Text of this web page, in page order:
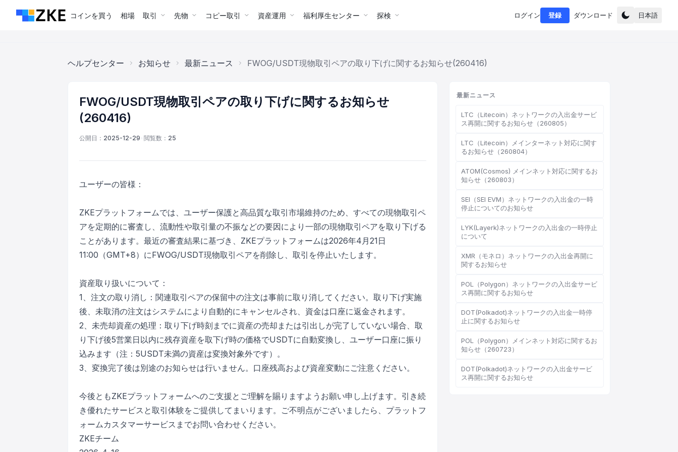
コインを買う 相場 取引 先物 コピー取引 資産運用 福利厚生センター 探検 ログイン 登録 ダウンロード 日本語
ヘルプセンター お知らせ 最新ニュース FWOG/USDT現物取引ペアの取り下げに関するお知らせ(260416)
FWOG/USDT現物取引ペアの取り下げに関するお知らせ
(260416)
公開日： 2025-12-29 閲覧数： 25
ユーザーの皆様：
ZKEプラットフォームでは、ユーザー保護と高品質な取引市場維持のため、すべての現物取引ペ
アを定期的に審査し、流動性や取引量の不振などの要因により一部の現物取引ペアを取り下げる
ことがあります。最近の審査結果に基づき、ZKEプラットフォームは2026年4月21日
11:00（GMT+8）にFWOG/USDT現物取引ペアを削除し、取引を停止いたします。
資産取り扱いについて：
1、注文の取り消し：関連取引ペアの保留中の注文は事前に取り消してください。取り下げ実施
後、未取消の注文はシステムにより自動的にキャンセルされ、資金は口座に返金されます。
2、未売却資産の処理：取り下げ時刻までに資産の売却または引出しが完了していない場合、取
り下げ後5営業日以内に残存資産を取下げ時の価格でUSDTに自動変換し、ユーザー口座に振り
込みます（注：5USDT未満の資産は変換対象外です）。
3、変換完了後は別途のお知らせは行いません。口座残高および資産変動にご注意ください。
今後ともZKEプラットフォームへのご支援とご理解を賜りますようお願い申し上げます。引き続
き優れたサービスと取引体験をご提供してまいります。ご不明点がございましたら、プラットフ
ォームカスタマーサービスまでお問い合わせください。
ZKEチーム
最新ニュース
LTC（Litecoin）ネットワークの入出金サービ
ス再開に関するお知らせ（260805）
LTC（Litecoin）メインターネット対応に関す
るお知らせ（260804）
ATOM(Cosmos) メインネット対応に関するお
知らせ（260803）
SEI（SEI EVM）ネットワークの入出金の一時
停止についてのお知らせ
LYK(Layerk)ネットワークの入出金の一時停止
について
XMR（モネロ）ネットワークの入出金再開に
関するお知らせ
POL（Polygon）ネットワークの入出金サービ
ス再開に関するお知らせ
DOT(Polkadot)ネットワークの入出金一時停
止に関するお知らせ
POL（Polygon）メインネット対応に関するお
知らせ（260723）
DOT(Polkadot)ネットワークの入出金サービ
ス再開に関するお知らせ
Support Center
こんにちは、何かお手伝いで
オンラインカスタマーサービスがご利用